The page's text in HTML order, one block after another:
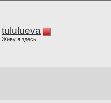
tululueva
Живу я здесь